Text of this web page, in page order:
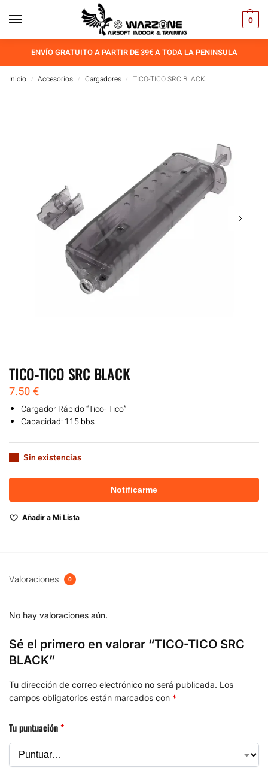
0
ENVÍO GRATUITO A PARTIR DE 39€ A TODA LA PENINSULA
Inicio / Accesorios / Cargadores / TICO-TICO SRC BLACK
TICO-TICO SRC BLACK
7.50€
Cargador Rápido “Tico- Tico”
Capacidad: 115 bbs
Sin existencias
Añadir a Mi Lista
Valoraciones 0
No hay valoraciones aún.
Sé el primero en valorar “TICO-TICO SRC
BLACK”
Tu dirección de correo electrónico no será publicada. Los
campos obligatorios están marcados con *
Tu puntuación*